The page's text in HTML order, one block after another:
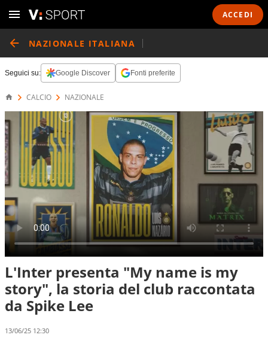
ACCEDI
NAZIONALE ITALIANA
Seguici su: Google Discover Fonti preferite
CALCIO NAZIONALE
L'Inter presenta "My name is my
story", la storia del club raccontata
da Spike Lee
13/06/25 12:30